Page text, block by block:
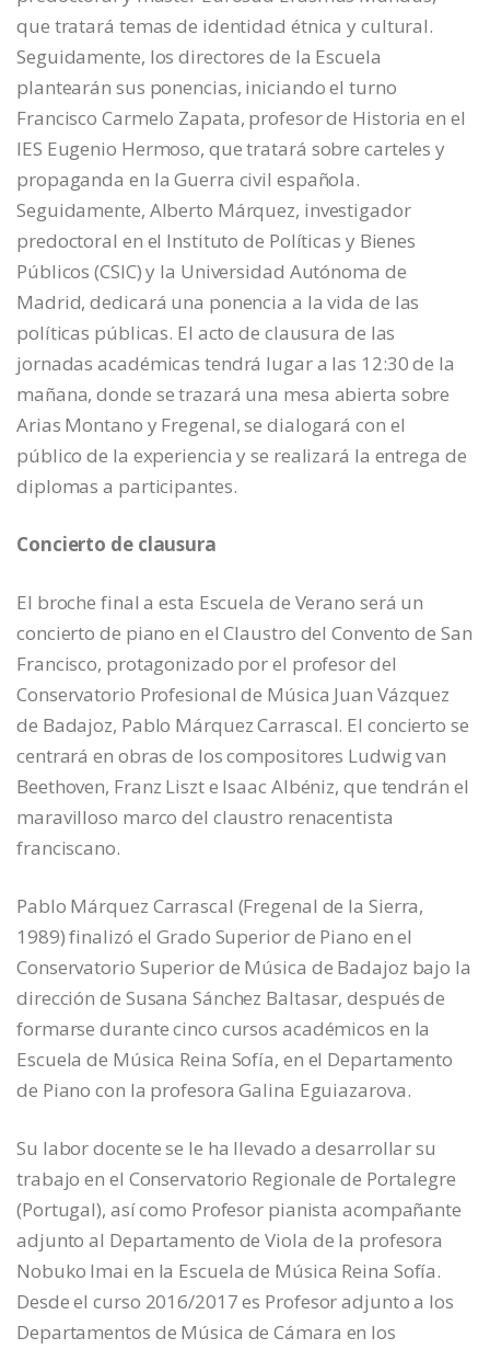
que tratará temas de identidad étnica y cultural.
Seguidamente, los directores de la Escuela
plantearán sus ponencias, iniciando el turno
Francisco Carmelo Zapata, profesor de Historia en el
IES Eugenio Hermoso, que tratará sobre carteles y
propaganda en la Guerra civil española.
Seguidamente, Alberto Márquez, investigador
predoctoral en el Instituto de Políticas y Bienes
Públicos (CSIC) y la Universidad Autónoma de
Madrid, dedicará una ponencia a la vida de las
políticas públicas. El acto de clausura de las
jornadas académicas tendrá lugar a las 12:30 de la
mañana, donde se trazará una mesa abierta sobre
Arias Montano y Fregenal, se dialogará con el
público de la experiencia y se realizará la entrega de
diplomas a participantes.
Concierto de clausura
El broche final a esta Escuela de Verano será un
concierto de piano en el Claustro del Convento de San
Francisco, protagonizado por el profesor del
Conservatorio Profesional de Música Juan Vázquez
de Badajoz, Pablo Márquez Carrascal. El concierto se
centrará en obras de los compositores Ludwig van
Beethoven, Franz Liszt e Isaac Albéniz, que tendrán el
maravilloso marco del claustro renacentista
franciscano.
Pablo Márquez Carrascal (Fregenal de la Sierra,
1989) finalizó el Grado Superior de Piano en el
Conservatorio Superior de Música de Badajoz bajo la
dirección de Susana Sánchez Baltasar, después de
formarse durante cinco cursos académicos en la
Escuela de Música Reina Sofía, en el Departamento
de Piano con la profesora Galina Eguiazarova.
Su labor docente se le ha llevado a desarrollar su
trabajo en el Conservatorio Regionale de Portalegre
(Portugal), así como Profesor pianista acompañante
adjunto al Departamento de Viola de la profesora
Nobuko Imai en la Escuela de Música Reina Sofía.
Desde el curso 2016/2017 es Profesor adjunto a los
Departamentos de Música de Cámara en los